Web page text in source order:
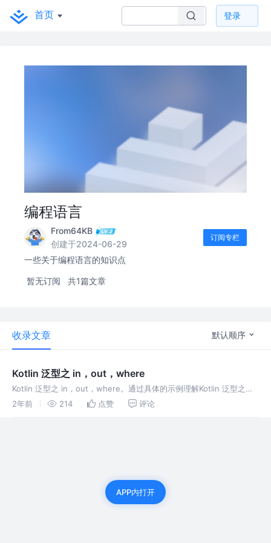
首页 登录
编程语言
From64KB
创建于2024-06-29
订阅专栏
一些关于编程语言的知识点
暂无订阅 共1篇文章
收录文章 默认顺序
Kotlin 泛型之 in，out，where
Kotlin 泛型之 in，out，where。通过具体的示例理解Kotlin 泛型之
in，out，where。
2年前 214 点赞 评论
APP内打开